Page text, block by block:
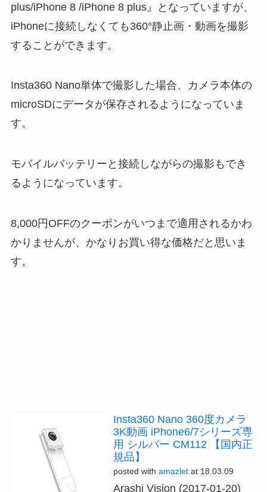
plus/iPhone 8 /iPhone 8 plus』となっていますが、
iPhoneに接続しなくても360°静止画・動画を撮影
することができます。
Insta360 Nano単体で撮影した場合、カメラ本体の
microSDにデータが保存されるようになっていま
す。
モバイルバッテリーと接続しながらの撮影もでき
るようになっています。
8,000円OFFのクーポンがいつまで適用されるかわ
かりませんが、かなりお買い得な価格だと思いま
す。
Insta360 Nano 360度カメラ
3K動画 iPhone6/7シリーズ専
用 シルバー CM112 【国内正
規品】
posted with amazletat 18.03.09
Arashi Vision (2017-01-20)